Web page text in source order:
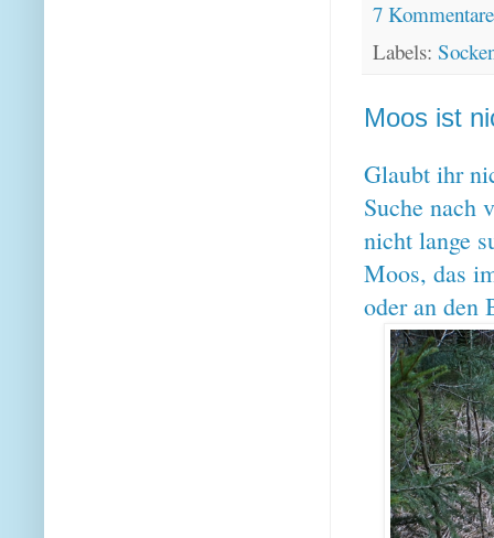
7
Labels:
Moos ist
Glaubt ihr
Suche nach
nicht lange
Moos, das
oder an den